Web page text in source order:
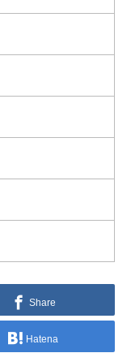
Share
Hatena